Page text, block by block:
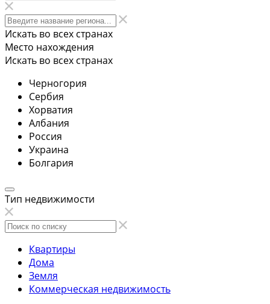
Искать во всех странах
Место нахождения
Искать во всех странах
Черногория
Сербия
Хорватия
Албания
Россия
Украина
Болгария
Тип недвижимости
Квартиры
Дома
Земля
Коммерческая недвижимость